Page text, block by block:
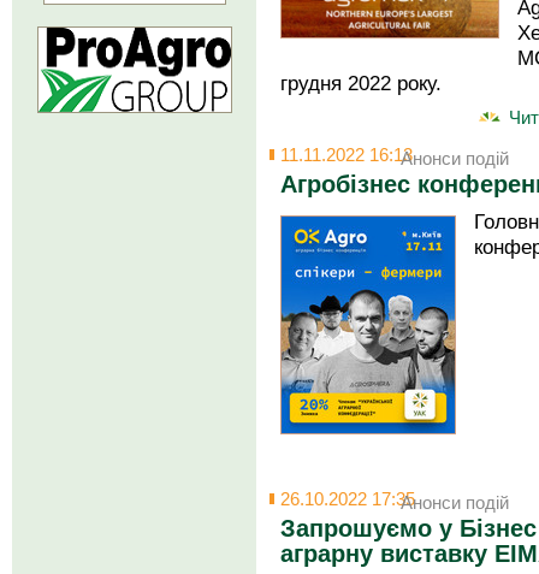
грудня 2022 року.
11.11.2022 16:13Анонси подій
Агробізнес
26.10.2022 17:35Анонси подій
Запрошуємо у Бізнес
аграрну виставку